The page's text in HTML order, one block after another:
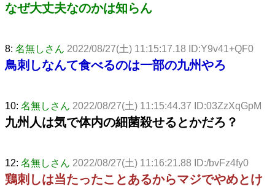
なぜ大丈夫なのかは知らん
8: 名無しさん 2022/08/27(土) 11:15:17.18 ID:Y9v41+QF0
鳥刺しなんて食べるのは一部の九州やろ
10: 名無しさん 2022/08/27(土) 11:15:44.37 ID:03ZzXqGpM
九州人は気で体内の細菌殺せるとかだろ？
12: 名無しさん 2022/08/27(土) 11:16:21.88 ID:/bvFz4fy0
鶏刺しは当たったことあるからマジでやめとけ